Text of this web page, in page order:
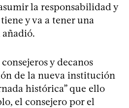
la responsabilidad y
y va a tener una
añadió.
y decanos
de la nueva institución
histórica” que ello
el consejero por el